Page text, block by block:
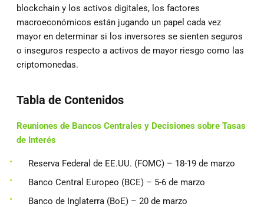
blockchain y los activos digitales, los factores
macroeconómicos están jugando un papel cada vez
mayor en determinar si los inversores se sienten seguros
o inseguros respecto a activos de mayor riesgo como las
criptomonedas.
Tabla de Contenidos
Reuniones de Bancos Centrales y Decisiones sobre Tasas
de Interés
Reserva Federal de EE.UU. (FOMC) – 18-19 de marzo
Banco Central Europeo (BCE) – 5-6 de marzo
Banco de Inglaterra (BoE) – 20 de marzo